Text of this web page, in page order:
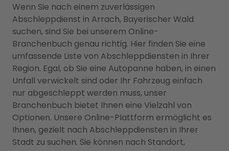
Wenn Sie nach einem zuverlässigen
Abschleppdienst in Arrach, Bayerischer Wald
suchen, sind Sie bei unserem Online-
Branchenbuch genau richtig. Hier finden Sie eine
umfassende Liste von Abschleppdiensten in Ihrer
Region. Egal, ob Sie eine Autopanne haben, in einen
Unfall verwickelt sind oder Ihr Fahrzeug einfach
nur abgeschleppt werden muss, unser
Branchenbuch bietet Ihnen eine Vielzahl von
Optionen. Unsere Online-Plattform ermöglicht es
Ihnen, gezielt nach Abschleppdiensten in Ihrer
Stadt zu suchen. Sie können nach Standort,